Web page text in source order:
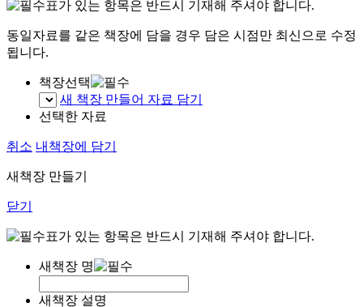
표가 있는 항목은 반드시 기재해 주셔야 합니다.
동일자료를 같은 책장에 담을 경우 담은 시점만 최신으로 수정
됩니다.
책장선택
새 책장 만들어 자료 담기
선택한 자료
취소 내책장에 담기
새책장 만들기
닫기
표가 있는 항목은 반드시 기재해 주셔야 합니다.
새책장 명
새책장 설명